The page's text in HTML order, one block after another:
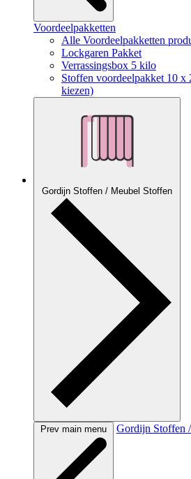
Voordeelpakketten
Alle Voordeelpakketten
Lockgaren Pakket
Verrassingsbox 5 kilo
Stoffen voordeelpakket 10 x
kiezen)
Gordijn Stoffen / Meubel Stoffen
Prev main menu Gordijn Stoffen